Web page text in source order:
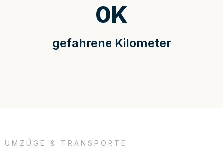
gefahrene Kilometer
0K
UMZÜGE & TRANSPORTE